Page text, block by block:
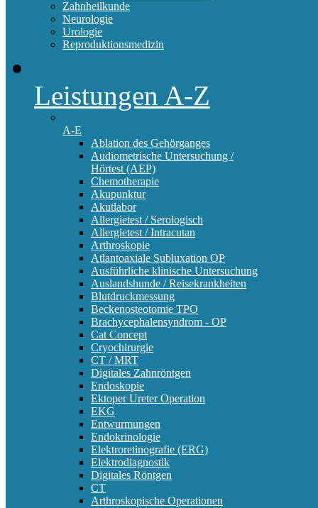
Zahnheilkunde
Neurologie
Urologie
Reproduktionsmedizin
Leistungen A-Z
A-E
Ablation des Gehörganges
Audiometrische Untersuchung /
Hörtest (AEP)
Chemotherapie
Akupunktur
Akutlabor
Allergietest / Serologisch
Allergietest / Intracutan
Arthroskopie
Atlantoaxiale Subluxation OP
Ausführliche klinische Untersuchung
Auslandshunde / Reisekrankheiten
Blutdruckmessung
Beckenosteotomie TPO
Brachycephalensyndrom - OP
Cat Concept
Cryochirurgie
CT / MRT
Digitales Zahnröntgen
Endoskopie
Ektoper Ureter Operation
EKG
Entwurmungen
Endokrinologie
Elektroretinografie (ERG)
Elektrodiagnostik
Digitales Röntgen
CT
Arthroskopische Operationen